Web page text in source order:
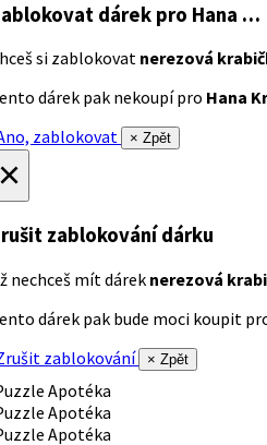
dárek pro Hana …
si zablokovat nerezová
dárek pak nekoupí pro Hana
zablokovat
× Zpět
zablokování dárku
nechceš mít dárek nerezová
dárek pak bude moci koupit
zablokování
× Zpět